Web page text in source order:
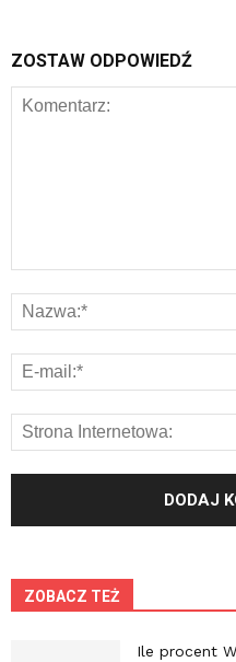
ZOSTAW ODPOWIEDŹ
ZOBACZ TEŻ
Ile procent